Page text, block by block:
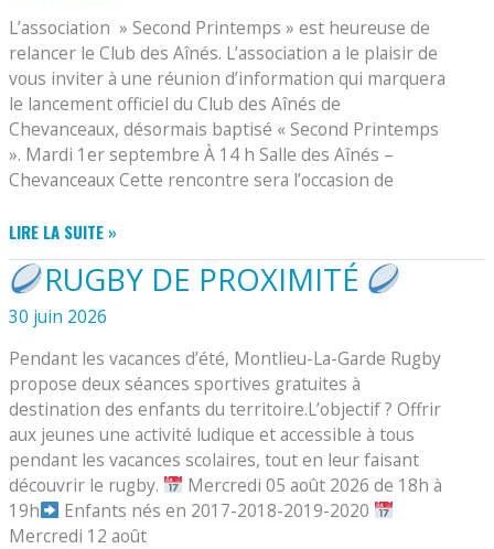
L’association » Second Printemps » est heureuse de
relancer le Club des Aînés. L’association a le plaisir de
vous inviter à une réunion d’information qui marquera
le lancement officiel du Club des Aînés de
Chevanceaux, désormais baptisé « Second Printemps
». Mardi 1er septembre À 14 h Salle des Aînés –
Chevanceaux Cette rencontre sera l’occasion de
ÉVENEMENT
»
SECOND
PRINTEMPS »
LIRE LA SUITE »
RUGBY DE PROXIMITÉ
30 juin 2026
Pendant les vacances d’été, Montlieu-La-Garde Rugby
propose deux séances sportives gratuites à
destination des enfants du territoire.L’objectif ? Offrir
aux jeunes une activité ludique et accessible à tous
pendant les vacances scolaires, tout en leur faisant
découvrir le rugby.
Mercredi 05 août 2026 de 18h à
19h
Enfants nés en 2017-2018-2019-2020
Mercredi 12 août